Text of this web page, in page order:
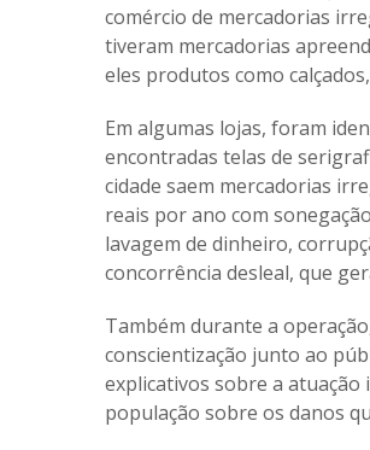
comércio de mercadorias
tiveram mercadorias
eles produtos como
Em algumas lojas, foram
encontradas telas de
cidade saem mercadorias
reais por ano com
lavagem de dinheiro,
concorrência desleal, que
Também durante a
conscientização junto ao
explicativos sobre a
população sobre os danos